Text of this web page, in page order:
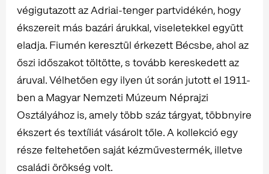
végigutazott az Adriai-tenger partvidékén, hogy
ékszereit más bazári árukkal, viseletekkel együtt
eladja. Fiumén keresztül érkezett Bécsbe, ahol az
őszi időszakot töltötte, s tovább kereskedett az
áruval. Vélhetően egy ilyen út során jutott el 1911-
ben a Magyar Nemzeti Múzeum Néprajzi
Osztályához is, amely több száz tárgyat, többnyire
ékszert és textíliát vásárolt tőle. A kollekció egy
része feltehetően saját kézművestermék, illetve
családi örökség volt.